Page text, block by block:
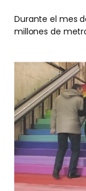
Durante el mes
millones de